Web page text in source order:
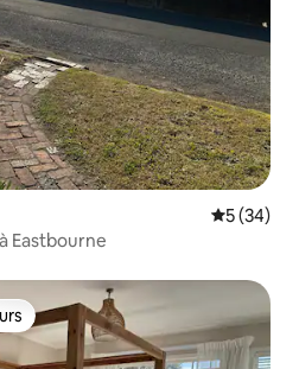
Note
5 (34)
Eastbourne
les plus aimés